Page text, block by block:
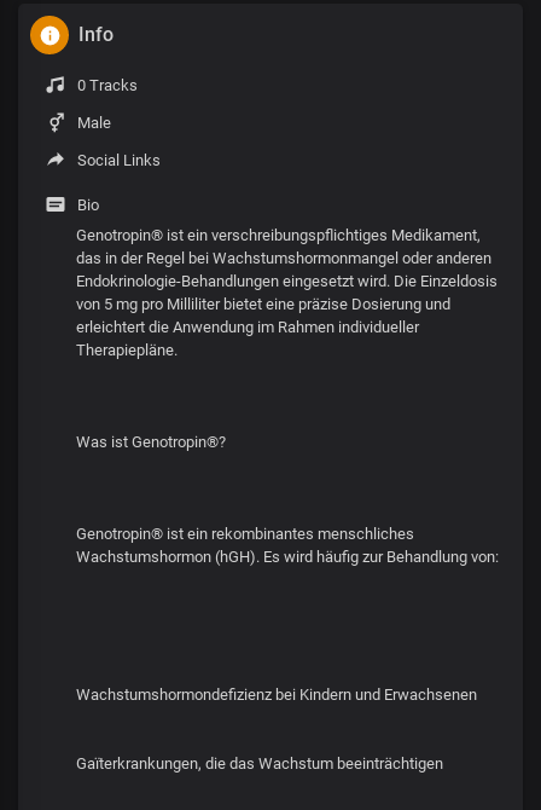
Info
0 Tracks
Male
Social Links
Bio
Genotropin® ist ein verschreibungspflichtiges Medikament,
das in der Regel bei Wachstumshormonmangel oder anderen
Endokrinologie-Behandlungen eingesetzt wird. Die Einzeldosis
von 5 mg pro Milliliter bietet eine präzise Dosierung und
erleichtert die Anwendung im Rahmen individueller
Therapiepläne.
Was ist Genotropin®?
Genotropin® ist ein rekombinantes menschliches
Wachstumshormon (hGH). Es wird häufig zur Behandlung von:
Wachstumshormondefizienz bei Kindern und Erwachsenen
Gaïterkrankungen, die das Wachstum beeinträchtigen